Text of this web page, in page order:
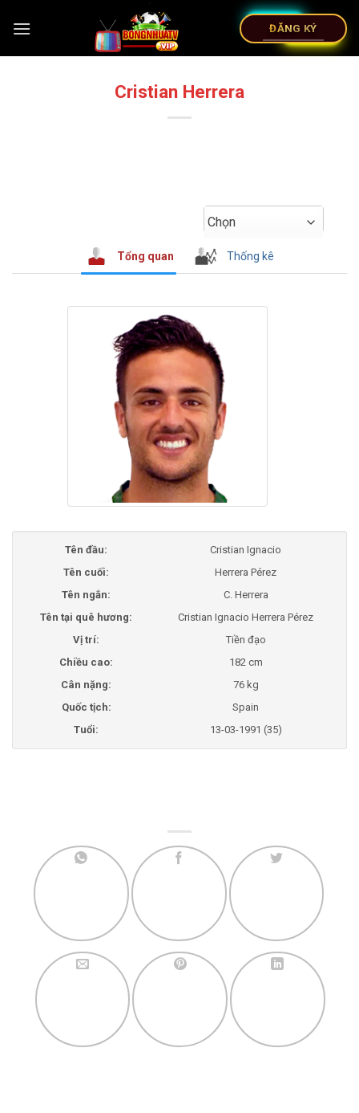
ĐĂNG KÝ
Cristian Herrera
Chọn
Tổng quan Thống kê
Tên đầu:
Cristian Ignacio
Tên cuối:
Herrera Pérez
Tên ngắn:
C. Herrera
Tên tại quê hương:
Cristian Ignacio Herrera Pérez
Vị trí:
Tiền đạo
Chiều cao:
182 cm
Cân nặng:
76 kg
Quốc tịch:
Spain
Tuổi:
13-03-1991 (35)